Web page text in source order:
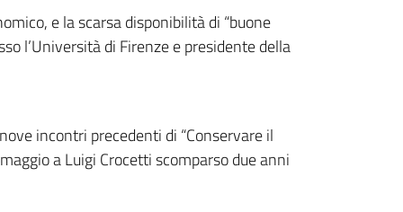
e la scarsa disponibilità di “buone
l’Università di Firenze e presidente della
incontri precedenti di “Conservare il
a Luigi Crocetti scomparso due anni